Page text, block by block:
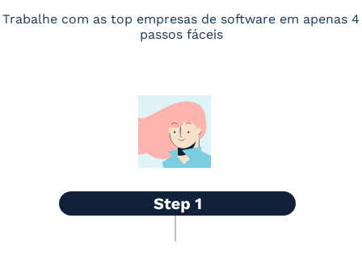
Trabalhe com as top empresas de software em apenas 4
passos fáceis